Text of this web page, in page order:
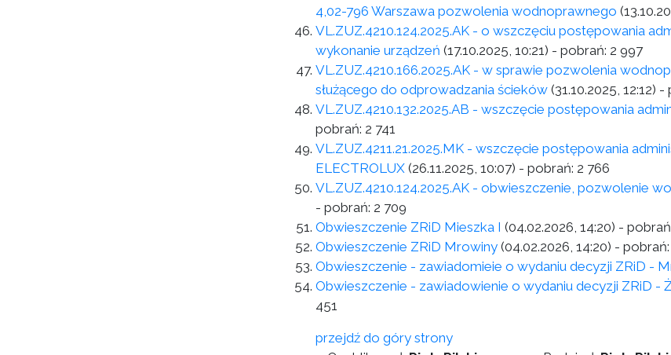
4,02-796 Warszawa pozwolenia wodnoprawnego
VL.ZUZ.4210.124.2025.AK - o wszczęciu postępowania
wykonanie urządzeń (17.10.2025, 10:21) - pobrań: 2 997
VL.ZUZ.4210.166.2025.AK - w sprawie pozwolenia
służącego do odprowadzania ścieków (31.10.2025, 12:12) -
VL.ZUZ.4210.132.2025.AB - wszczęcie postępowania
pobrań: 2 741
VL.ZUZ.4211.21.2025.MK - wszczęcie postępowania
ELECTROLUX (26.11.2025, 10:07) - pobrań: 2 766
VL.ZUZ.4210.124.2025.AK - obwieszczenie, pozwolenie
- pobrań: 2 709
Obwieszczenie ZRiD Mieszka I (04.02.2026, 14:20) -
Obwieszczenie ZRiD Mrowiny (04.02.2026, 14:20) - pobrań:
Obwieszczenie - zawiadomieie o wydaniu decyzji ZRiD -
Obwieszczenie - zawiadowienie o wydaniu decyzji ZRiD -
451
przejdź do góry strony